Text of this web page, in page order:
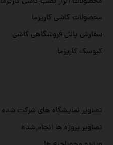
تصاویر نمایشگاه های شرکت شده
تصاویر پروژه ها انجام شده
محصولات کاشی کاریزما
سفارش پانل فروشگاهی کاشی
کیوسک کاریزما